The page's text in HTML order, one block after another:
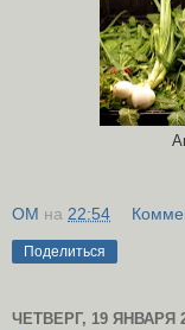
OM на 22:54
Поделиться
ЧЕТВЕРГ, 19 ЯНВАРЯ